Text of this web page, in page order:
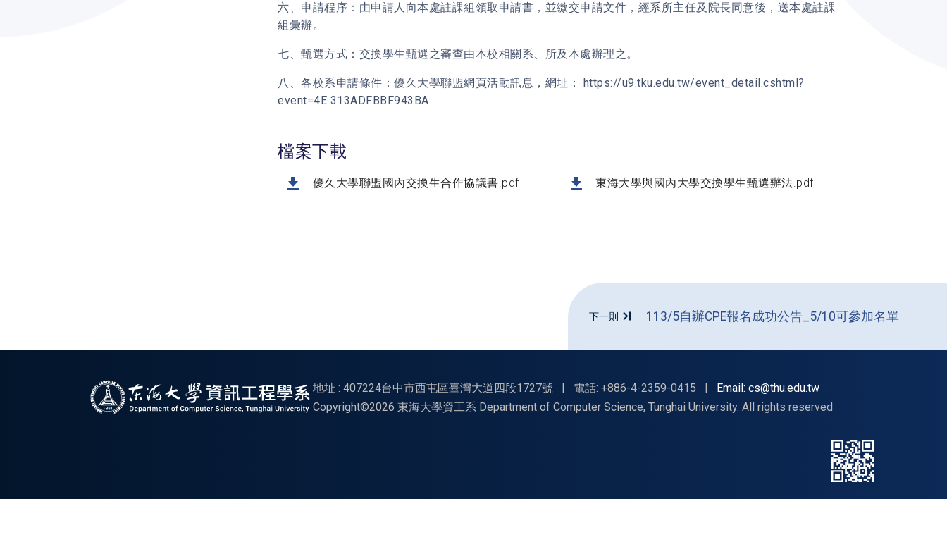
六、申請程序：由申請人向本處註課組領取申請書，並繳交申請文件，經系所主任及院長同意後，送本處註課
組彙辦。
七、甄選方式：交換學生甄選之審查由本校相關系、所及本處辦理之。
八、各校系申請條件：優久大學聯盟網頁活動訊息，網址： https://u9.tku.edu.tw/event_detail.cshtml?
event=4E 313ADFBBF943BA
檔案下載
優久大學聯盟國內交換生合作協議書.pdf 東海大學與國內大學交換學生甄選辦法.pdf
下一則 113/5自辦CPE報名成功公告_5/10可參加名單
地址 : 407224台中市西屯區臺灣大道四段1727號 | 電話: +886-4-2359-0415 |
Email: cs@thu.edu.tw
Copyright©2026 東海大學資工系 Department of Computer Science, Tunghai University. All rights reserved